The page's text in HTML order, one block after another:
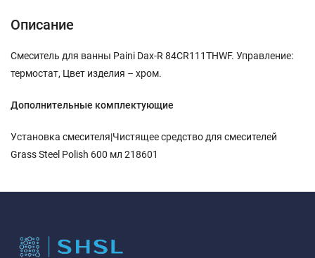
Описание
Смеситель для ванны Paini Dax-R 84CR111THWF. Управление:
термостат, Цвет изделия – хром.
Дополнительные комплектующие
Установка смесителя|Чистящее средство для смесителей
Grass Steel Polish 600 мл 218601